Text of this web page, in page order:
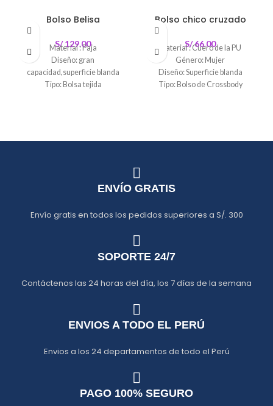
Bolso Belisa
S/129.00
Material : Paja
Diseño: gran
capacidad,superficie blanda
Tipo: Bolsa tejida
Bolso chico cruzado
S/66.00
Material : Cuero de la PU
Género: Mujer
Diseño: Superficie blanda
Tipo: Bolso de Crossbody
ENVÍO GRATIS
Envío gratis en todos los pedidos superiores a S/. 300
SOPORTE 24/7
Contáctenos las 24 horas del día, los 7 días de la semana
ENVIOS A TODO EL PERÚ
Envios a los 24 departamentos de todo el Perú
PAGO 100% SEGURO